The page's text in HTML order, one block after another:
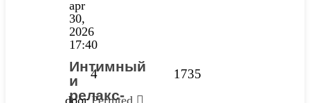
apr
30,
2026
17:40
Интимный
и
релакс-
4 1735